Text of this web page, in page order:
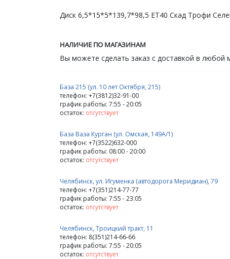
Диск 6,5*15*5*139,7*98,5 ET40 Скад Трофи
НАЛИЧИЕ ПО МАГАЗИНАМ
Вы можете сделать заказ с доставкой в любой
База 215 (ул. 10 лет Октября, 215)
телефон: +7(3812)32-91-00
график работы: 7:55 - 20:05
остаток: отсутствует
База Ваза Курган (ул. Омская, 149А/1)
телефон: +7(3522)632-000
график работы: 08:00 - 20:00
остаток: отсутствует
Челябинск, ул. Игуменка (автодорога Меридиан), 79
телефон: +7(351)214-77-77
график работы: 7:55 - 23:05
остаток: отсутствует
Челябинск, Троицкий тракт, 11
телефон: 8(351)214-66-66
график работы: 7:55 - 20:05
остаток: отсутствует